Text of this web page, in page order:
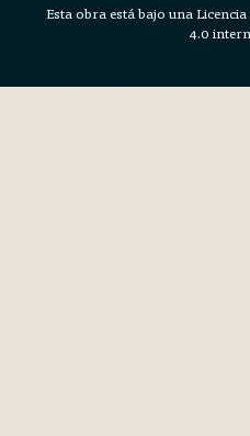
Esta obra está bajo una
4.0